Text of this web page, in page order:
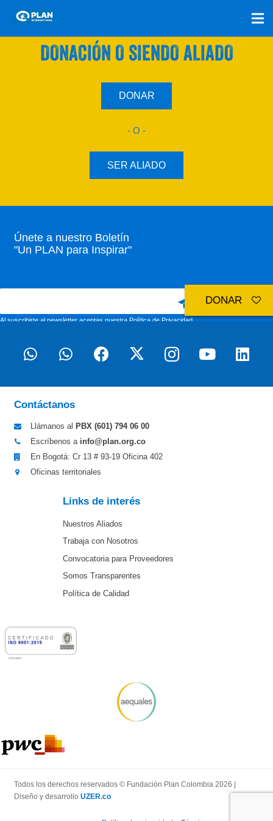
SÚMATE A NUESTRO PLAN CON UNA
DONACIÓN O SIENDO ALIADO
DONAR
- O -
SER ALIADO
Únete a nuestro Boletín
"Un PLAN para Inspirar"
Al suscribirte al newsletter aceptas nuestraPolítica de Privacidad
Contáctanos
Llámanos al PBX (601) 794 06 00
Escríbenos a info@plan.org.co
En Bogotá: Cr 13 # 93-19 Oficina 402
Oficinas territoriales
Links de interés
Nuestros Aliados
Trabaja con Nosotros
Convocatoria para Proveedores
Somos Transparentes
Política de Calidad
Todos los derechos reservados © Fundación Plan Colombia 2026 |
Diseño y desarrollo UZER.co
DONAR